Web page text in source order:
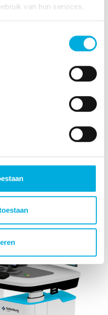
van hun services.
tijdens of na de
Het systeem is
en kan
als nieuwe
via een Interface
voor